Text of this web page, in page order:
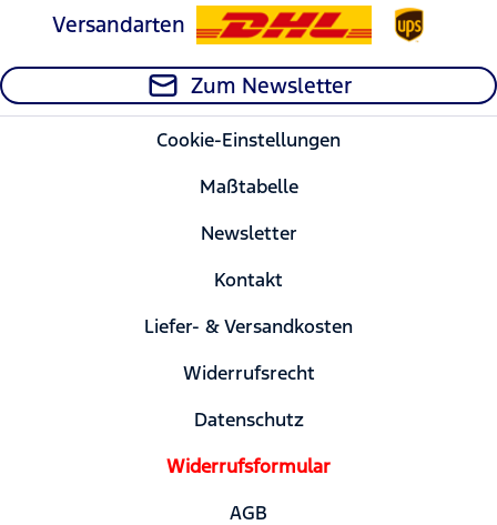
Versandarten
Zum Newsletter
Cookie-Einstellungen
Maßtabelle
Newsletter
Kontakt
Liefer- & Versandkosten
Widerrufsrecht
Datenschutz
Widerrufsformular
AGB